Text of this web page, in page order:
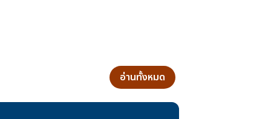
อ่านทั้งหมด